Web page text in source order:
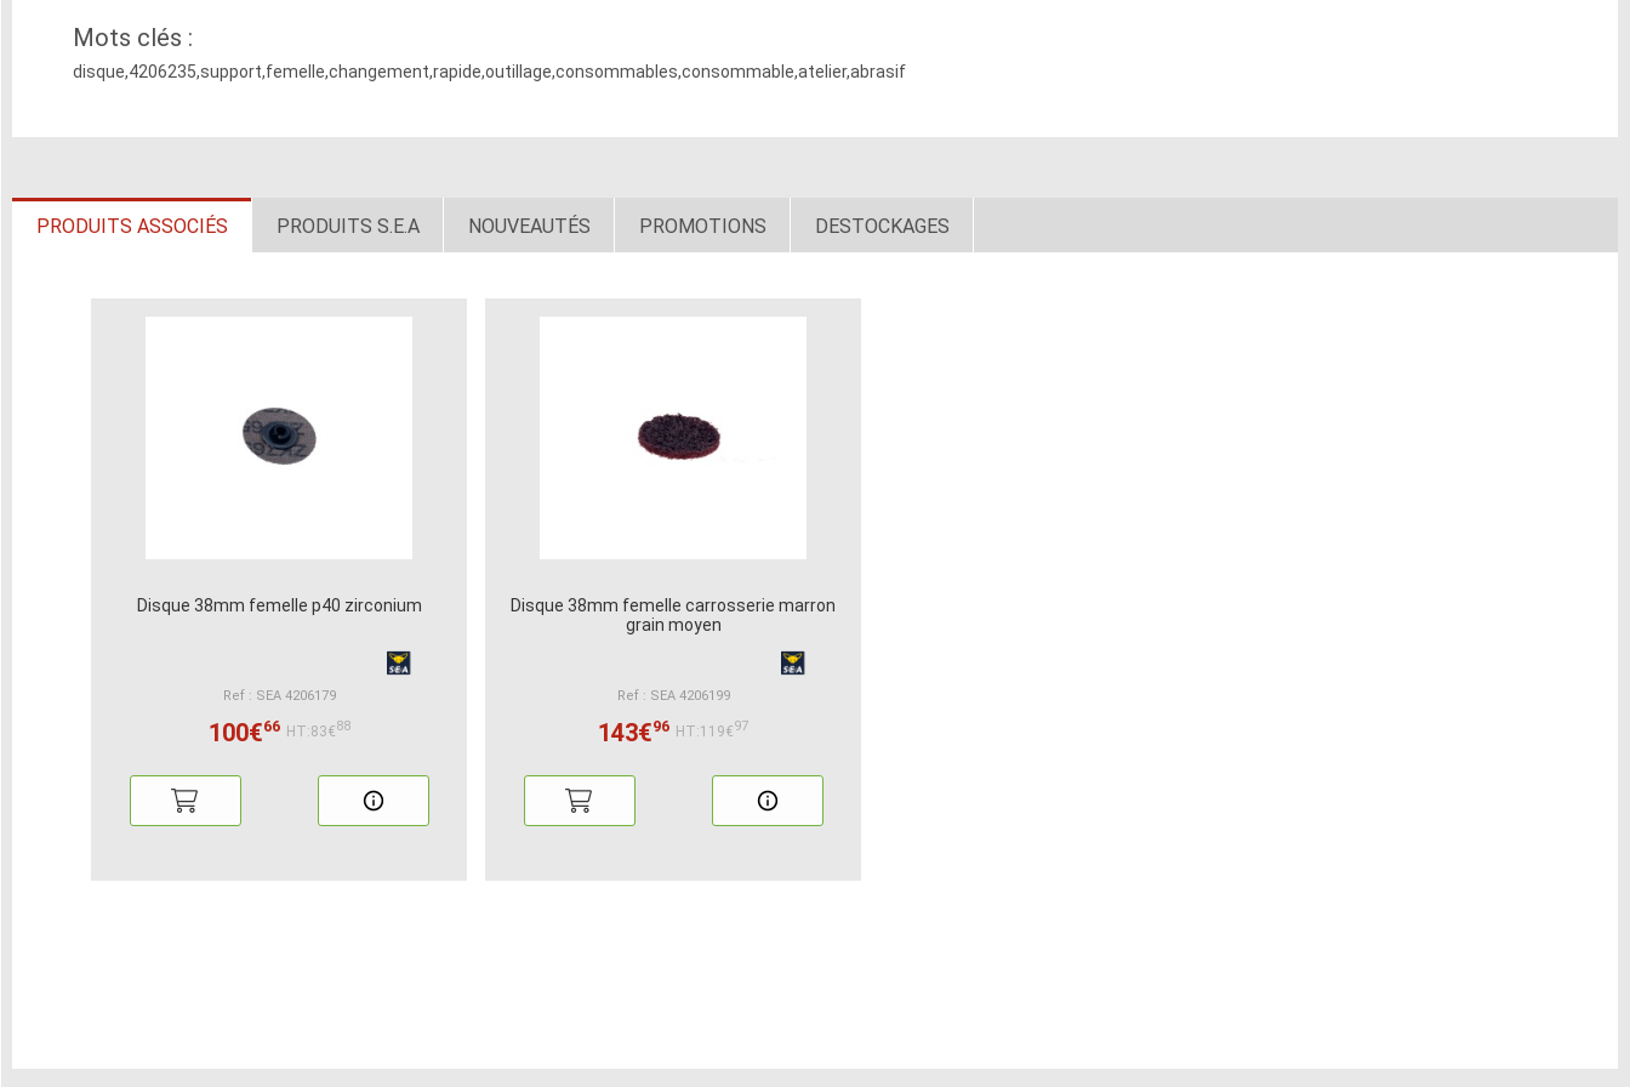
Mots clés :
disque,4206235,support,femelle,changement,rapide,outillage,consommables,consommable,atelier,abrasif
PRODUITS ASSOCIÉS PRODUITS S.E.A NOUVEAUTÉS PROMOTIONS DESTOCKAGES
Disque 38mm femelle p40 zirconium
Ref : SEA 4206179
100€66 HT:83€88
Disque 38mm femelle carrosserie marron
grain moyen
Ref : SEA 4206199
143€96 HT:119€97